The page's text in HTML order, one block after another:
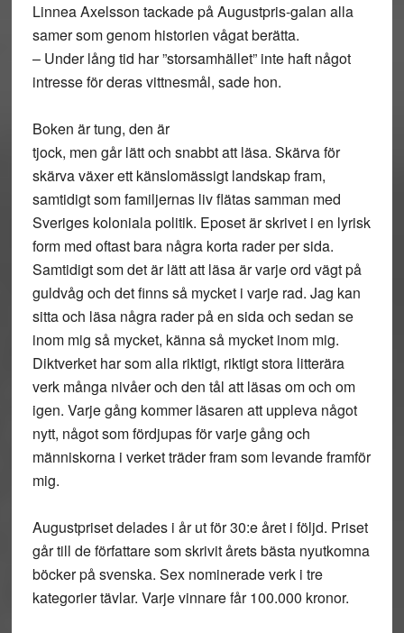
Linnea Axelsson tackade på Augustpris-galan alla
samer som genom historien vågat berätta.
– Under lång tid har ”storsamhället” inte haft något
intresse för deras vittnesmål, sade hon.
Boken är tung, den är
tjock, men går lätt och snabbt att läsa. Skärva för
skärva växer ett känslomässigt landskap fram,
samtidigt som familjernas liv flätas samman med
Sveriges koloniala politik. Eposet är skrivet i en lyrisk
form med oftast bara några korta rader per sida.
Samtidigt som det är lätt att läsa är varje ord vägt på
guldvåg och det finns så mycket i varje rad. Jag kan
sitta och läsa några rader på en sida och sedan se
inom mig så mycket, känna så mycket inom mig.
Diktverket har som alla riktigt, riktigt stora litterära
verk många nivåer och den tål att läsas om och om
igen. Varje gång kommer läsaren att uppleva något
nytt, något som fördjupas för varje gång och
människorna i verket träder fram som levande framför
mig.
Augustpriset delades i år ut för 30:e året i följd. Priset
går till de författare som skrivit årets bästa nyutkomna
böcker på svenska. Sex nominerade verk i tre
kategorier tävlar. Varje vinnare får 100.000 kronor.